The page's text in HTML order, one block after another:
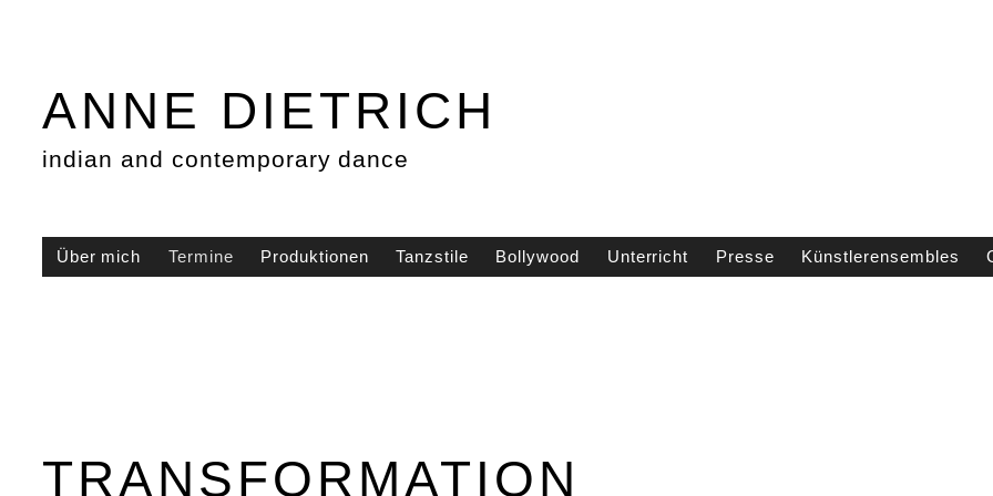
ANNE DIETRICH
indian and contemporary dance
Über mich Termine Produktionen Tanzstile Bollywood Unterricht Presse Künstlerensembles
TRANSFORMATION